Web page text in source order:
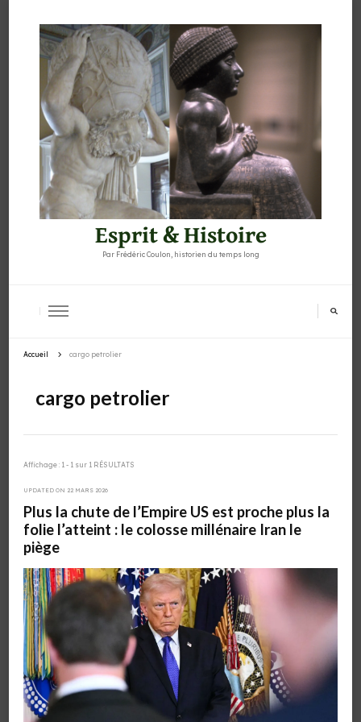
Esprit & Histoire
Par Frédéric Coulon, historien du temps long
Accueil cargo petrolier
cargo petrolier
Affichage : 1 - 1 sur 1 RÉSULTATS
UPDATED ON 22 MARS 2026
Plus la chute de l’Empire US est proche plus la
folie l’atteint : le colosse millénaire Iran le
piège